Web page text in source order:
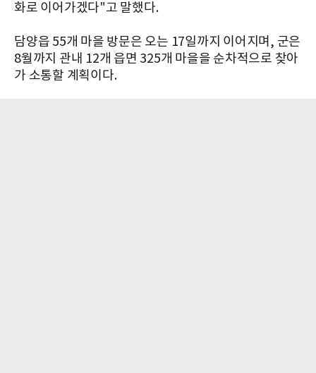
화로 이어가겠다"고 말했다.
담양읍 55개 마을 방문은 오는 17일까지 이어지며, 군은
8월까지 관내 12개 읍면 325개 마을을 순차적으로 찾아
가 소통할 계획이다.